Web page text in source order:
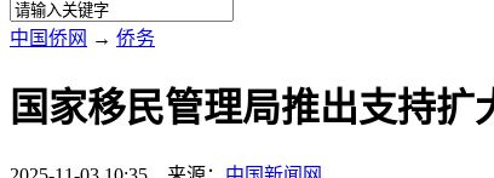
中国侨网 → 侨务
国家移民管理局推出支持